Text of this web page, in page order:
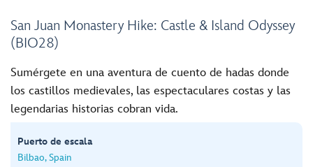
San Juan Monastery Hike: Castle & Island Odyssey
(BIO28)
Sumérgete en una aventura de cuento de hadas donde
los castillos medievales, las espectaculares costas y las
legendarias historias cobran vida.
Puerto de escala
Bilbao, Spain